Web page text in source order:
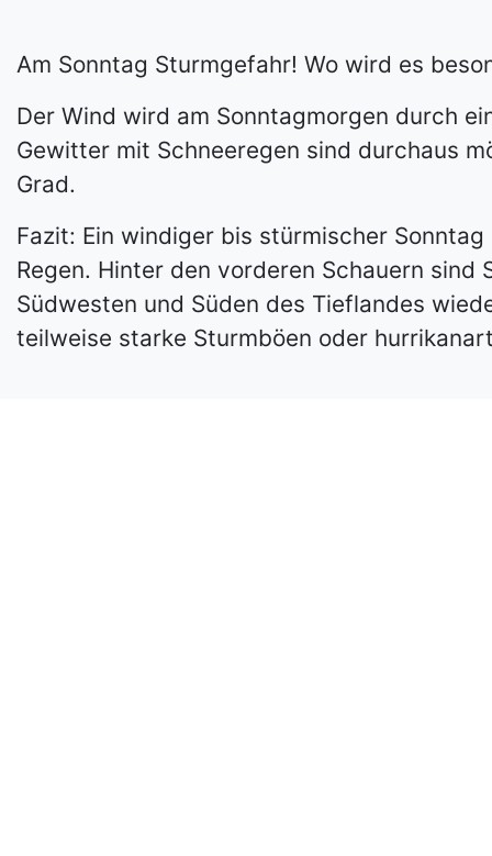
Am Sonntag Sturmgefahr! Wo wird es
Der Wind wird am Sonntagmorgen durch
Gewitter mit Schneeregen sind durchaus
Grad.
Fazit: Ein windiger bis stürmischer
Regen. Hinter den vorderen Schauern
Südwesten und Süden des Tieflandes
teilweise starke Sturmböen oder